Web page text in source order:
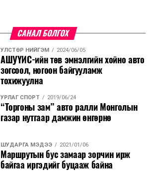
САНАЛ БОЛГОХ
УЛСТӨР НИЙГЭМ 2024/06/05
АШУҮИС-ийн төв эмнэлгийн хойно авто
зогсоол, ногоон байгууламж
тохижуулна
УРЛАГ СПОРТ 2019/06/24
“Торгоны зам” авто ралли Монголын
газар нутгаар дамжин өнгөрнө
ШУДАРГА МЭДЭЭ 2021/01/06
Маршрутын бус замаар зорчин ирж
байгаа иргэдийг буцааж байна